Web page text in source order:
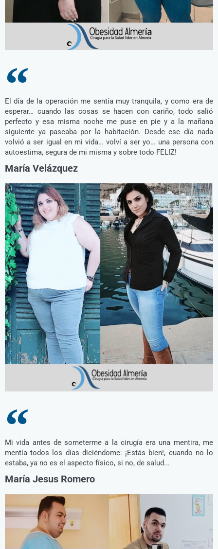
El día de la operación me sentía muy tranquila, y como era de
esperar… cuando las cosas se hacen con cariño, todo salió
perfecto y esa misma noche me puse en pie y a la mañana
siguiente ya paseaba por la habitación. Desde ese día nada
volvió a ser igual en mi vida… volví a ser yo… una persona con
autoestima, segura de mi misma y sobre todo FELIZ!
María Velázquez
Mi vida antes de someterme a la cirugía era una mentira, me
mentía todos los días diciéndome: ¡Estás bien!, cuando no lo
estaba, ya no es el aspecto físico, si no, de salud...
María Jesus Romero